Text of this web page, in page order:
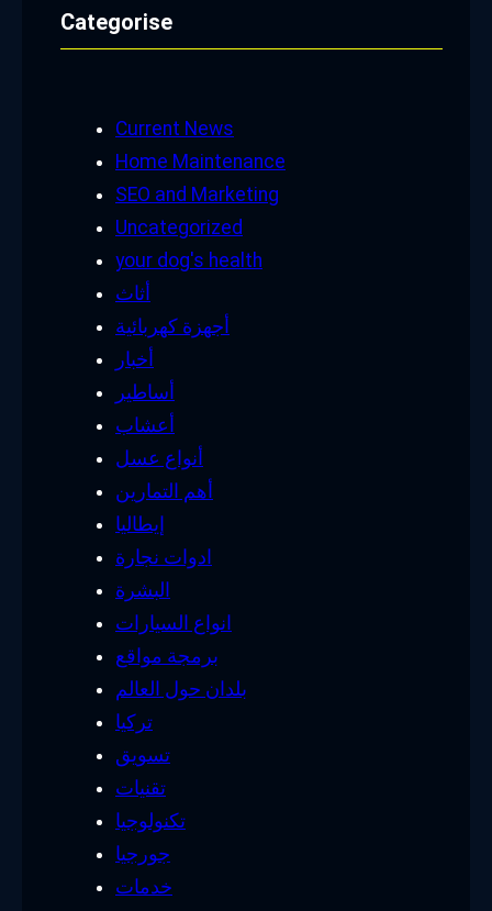
Categorise
Current News
Home Maintenance
SEO and Marketing
Uncategorized
your dog's health
أثاث
أجهزة كهربائية
أخبار
أساطير
أعشاب
أنواع عسل
أهم التمارين
إيطاليا
ادوات نجارة
البشرة
انواع السيارات
برمجة مواقع
بلدان حول العالم
تركيا
تسويق
تقنيات
تكنولوجيا
جورجيا
خدمات